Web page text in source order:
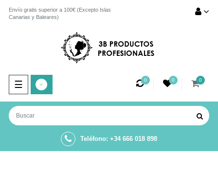
Envío gratis superior a 100€ (Excepto Islas
Canarias y Baleares)
Navegación
de
palanca
☰ 0 0 0
Teléfono: +34 666 018 898